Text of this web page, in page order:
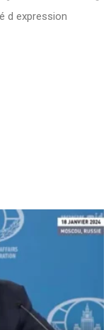
d expression